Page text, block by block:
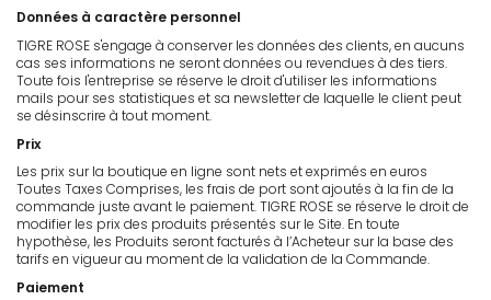
Données à caractère personnel
TIGRE ROSE s'engage à conserver les données des clients, en aucuns
cas ses informations ne seront données ou revendues à des tiers.
Toute fois l'entreprise se réserve le droit d'utiliser les informations
mails pour ses statistiques et sa newsletter de laquelle le client peut
se désinscrire à tout moment.
Prix
Les prix sur la boutique en ligne sont nets et exprimés en euros
Toutes Taxes Comprises, les frais de port sont ajoutés à la fin de la
commande juste avant le paiement. TIGRE ROSE se réserve le droit de
modifier les prix des produits présentés sur le Site. En toute
hypothèse, les Produits seront facturés à l’Acheteur sur la base des
tarifs en vigueur au moment de la validation de la Commande.
Paiement